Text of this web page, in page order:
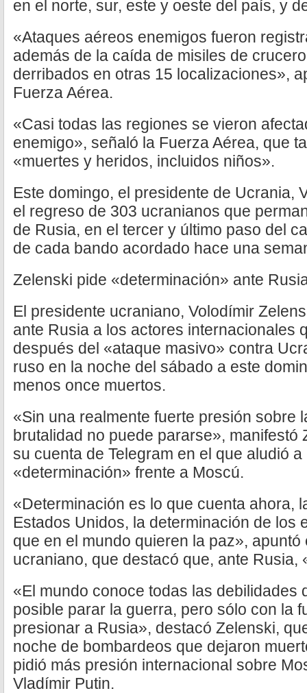
en el norte, sur, este y oeste del país, y
«Ataques aéreos enemigos fueron
además de la caída de misiles de
derribados en otras 15 localizaciones»,
Fuerza Aérea.
«Casi todas las regiones se vieron
enemigo», señaló la Fuerza Aérea, que
«muertes y heridos, incluidos niños».
Este domingo, el presidente de Ucrania,
el regreso de 303 ucranianos que
de Rusia, en el tercer y último paso del
de cada bando acordado hace una
Zelenski pide «determinación» ante
El presidente ucraniano, Volodímir
ante Rusia a los actores internacionales
después del «ataque masivo» contra
ruso en la noche del sábado a este
menos once muertos.
«Sin una realmente fuerte presión sobre
brutalidad no puede pararse», manifestó
su cuenta de Telegram en el que aludió
«determinación» frente a Moscú.
«Determinación es lo que cuenta ahora,
Estados Unidos, la determinación de los
que en el mundo quieren la paz», apuntó
ucraniano, que destacó que, ante Rusia,
«El mundo conoce todas las debilidades
posible parar la guerra, pero sólo con la
presionar a Rusia», destacó Zelenski,
noche de bombardeos que dejaron
pidió más presión internacional sobre
Vladímir Putin.